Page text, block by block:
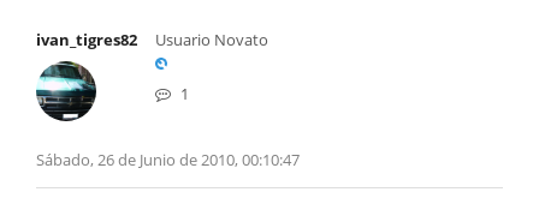
ivan_tigres82 Usuario Novato
1
Sábado, 26 de Junio de 2010, 00:10:47